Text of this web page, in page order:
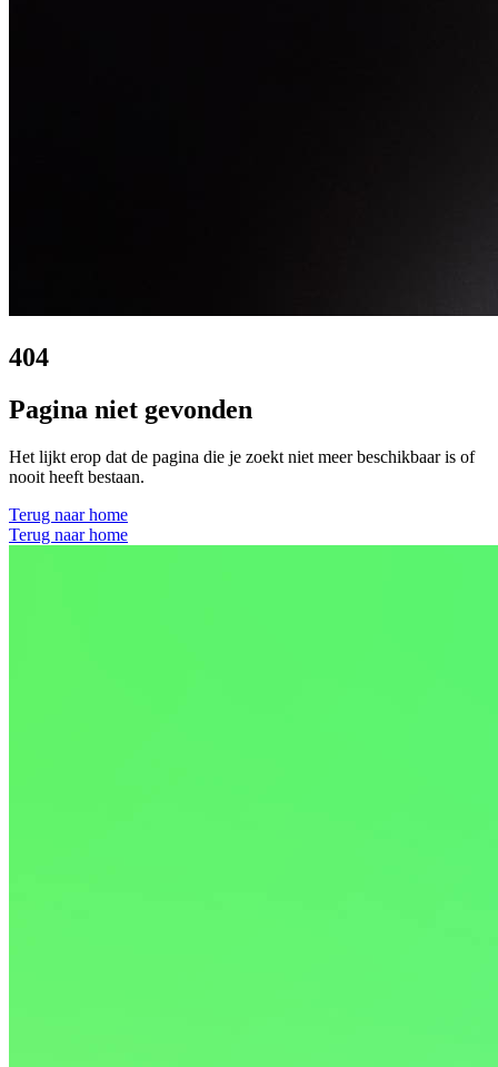
404
Pagina niet gevonden
Het lijkt erop dat de pagina die je zoekt niet meer beschikbaar is of
nooit heeft bestaan.
Terug naar home
Terug naar home